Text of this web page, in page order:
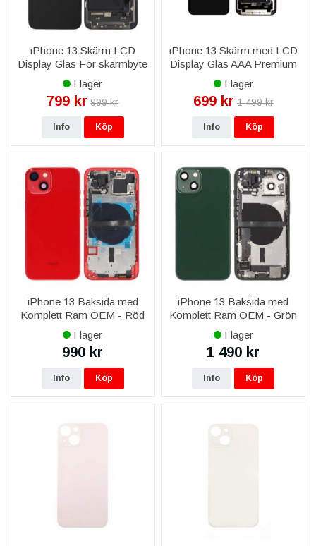
iPhone 13 Skärm LCD
Display Glas För skärmbyte
- Svart
I lager
799 kr 999 kr
Info Köp
iPhone 13 Skärm med LCD
Display Glas AAA Premium
- Svart
I lager
699 kr 1 499 kr
Info Köp
iPhone 13 Baksida med
Komplett Ram OEM - Röd
I lager
990 kr
Info Köp
iPhone 13 Baksida med
Komplett Ram OEM - Grön
I lager
1 490 kr
Info Köp